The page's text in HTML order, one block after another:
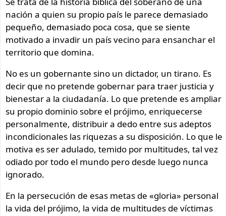
nación a quien su propio país le parece demasiado
pequeño, demasiado poca cosa, que se siente
motivado a invadir un país vecino para ensanchar el
territorio que domina.
No es un gobernante sino un dictador, un tirano. Es
decir que no pretende gobernar para traer justicia y
bienestar a la ciudadanía. Lo que pretende es ampliar
su propio dominio sobre el prójimo, enriquecerse
personalmente, distribuir a dedo entre sus adeptos
incondicionales las riquezas a su disposición. Lo que le
motiva es ser adulado, temido por multitudes, tal vez
odiado por todo el mundo pero desde luego nunca
ignorado.
En la persecución de esas metas de «gloria» personal
la vida del prójimo, la vida de multitudes de víctimas